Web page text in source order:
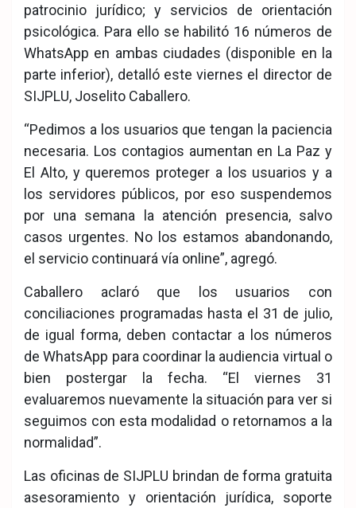
patrocinio jurídico; y servicios de orientación
psicológica. Para ello se habilitó 16 números de
WhatsApp en ambas ciudades (disponible en la
parte inferior), detalló este viernes el director de
SIJPLU, Joselito Caballero.
“Pedimos a los usuarios que tengan la paciencia
necesaria. Los contagios aumentan en La Paz y
El Alto, y queremos proteger a los usuarios y a
los servidores públicos, por eso suspendemos
por una semana la atención presencia, salvo
casos urgentes. No los estamos abandonando,
el servicio continuará vía online”, agregó.
Caballero aclaró que los usuarios con
conciliaciones programadas hasta el 31 de julio,
de igual forma, deben contactar a los números
de WhatsApp para coordinar la audiencia virtual o
bien postergar la fecha. “El viernes 31
evaluaremos nuevamente la situación para ver si
seguimos con esta modalidad o retornamos a la
normalidad”.
Las oficinas de SIJPLU brindan de forma gratuita
asesoramiento y orientación jurídica, soporte